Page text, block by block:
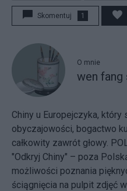
Skomentuj 1
O mnie
wen fang
Chiny u Europejczyka,
obyczajowości, bogactwo
całkowity zawrót głowy.
"Odkryj Chiny" – poza
możliwości poznania
ściągnięcia na pulpit zdjęć